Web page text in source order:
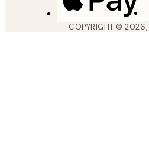
COPYRIGHT ©2026,